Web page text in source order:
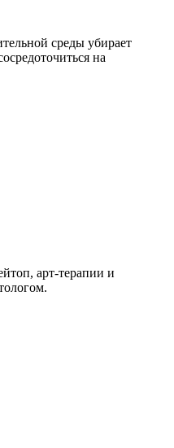
среды убирает
на
арт-терапии и